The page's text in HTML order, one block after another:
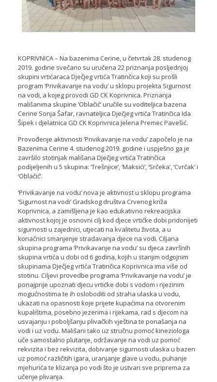
KOPRIVNICA – Na bazenima Cerine, u četvrtak 28. studenog
2019. godine svečano su uručena 22 priznanja posljednjoj
skupini vrtićaraca Dječjeg vrtića Tratinčica koji su prošli
program ‘Privikavanje na vodu’ u sklopu projekta Sigurnost
na vodi, a kojeg provodi GD CK Koprivnica. Priznanja
mališanima skupine ‘Oblačić’ uručile su voditeljica bazena
Cerine Sonja Šafar, ravnateljica Dječjeg vrtića Tratinčica Ida
Šipek i djelatnica GD CK Koprivnica Jelena Premec Pavešić.
Provođenje aktivnosti ‘Privikavanje na vodu’ započelo je na
Bazenima Cerine 4. studenog 2019. godine i uspješno ga je
završilo stotinjak mališana Dječjeg vrtića Tratinčica
podijeljenih u 5 skupina: ‘Trešnjice’, ‘Maksići’, ‘Srčeka’, ‘Cvrčak’ i
‘Oblačić’.
‘Privikavanje na vodu’ nova je aktivnost u sklopu programa
‘Sigurnost na vodi’ Gradskog društva Crvenog križa
Koprivnica, a zamišljena je kao edukativno rekreacijska
aktivnost kojoj je osnovni cilj kod djece vrtićke dobi pridonijeti
sigurnosti u zajednici, utjecati na kvalitetu života, a u
konačnici smanjenje stradavanja djece na vodi. Ciljana
skupina programa ‘Privikavanje na vodu’ su djeca završnih
skupina vrtića u dobi od 6 godina, kojih u starijim odgojnim
skupinama Dječjeg vrtića Tratinčica Koprivnica ima više od
stotinu. Ciljevi provedbe programa ‘Privikavanje na vodu’ je
ponajprije upoznati djecu vrtićke dobi s vodom i njezinim
mogućnostima te ih osloboditi od straha ulaska u vodu,
ukazati na opasnosti koje prijete kupaćima na otvorenim
kupalištima, posebno jezerima i rijekama, rad s djecom na
usvajanju i poboljšanju plivačkih vještina te ponašanja na
vodi i uz vodu. Mališani tako uz stručnu pomoć kineziologa
uče samostalno plutanje, održavanje na vodi uz pomoć
rekvizita i bez rekvizita, dobivanje sigurnosti ulaska u bazen
uz pomoć različitih igara, uranjanje glave u vodu, puhanje
mjehurića te klizanja po vodi što je ustvari sve priprema za
učenje plivanja.